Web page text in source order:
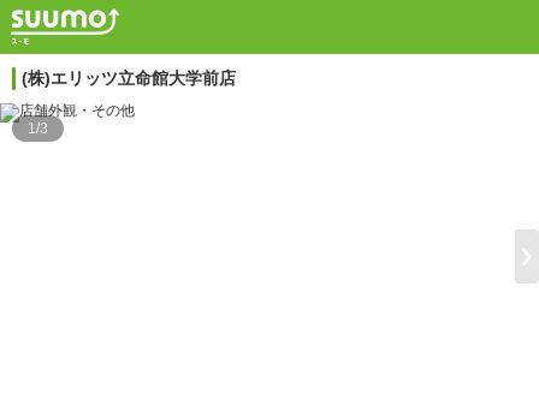
(株)エリッツ立命館大学前店
1/3